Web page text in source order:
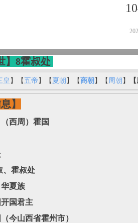
】8霍叔处
皇 】【 五帝 】【 夏朝 】【商朝 】【 周朝 】
】
西周）霍国
、霍叔处‌
夏族
国君主
今山西省霍州市）‌